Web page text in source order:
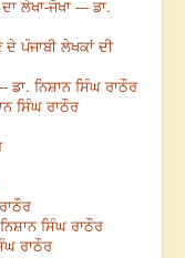
ਲੇਖਾ-ਜੋਖਾ --- ਡਾ.
ਪੰਜਾਬੀ ਲੇਖਕਾਂ ਦੀ
ਡਾ. ਨਿਸ਼ਾਨ ਸਿੰਘ ਰਾਠੌਰ
ਸਿੰਘ ਰਾਠੌਰ
ਸਿੰਘ ਰਾਠੌਰ
ਰਾਠੌਰ